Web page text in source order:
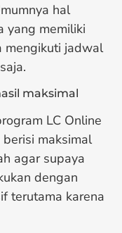
hal
yang memiliki
mengikuti jadwal
maksimal
LC Online
maksimal
agar supaya
dengan
terutama karena